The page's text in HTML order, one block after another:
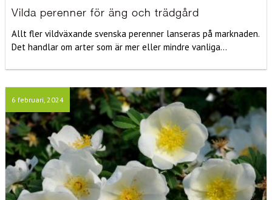
Vilda perenner för äng och trädgård
Allt fler vildväxande svenska perenner lanseras på marknaden.
Det handlar om arter som är mer eller mindre vanliga...
6 februari, 2024